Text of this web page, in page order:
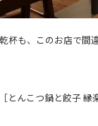
杯も、このお店で間
とんこつ鍋と餃子 縁